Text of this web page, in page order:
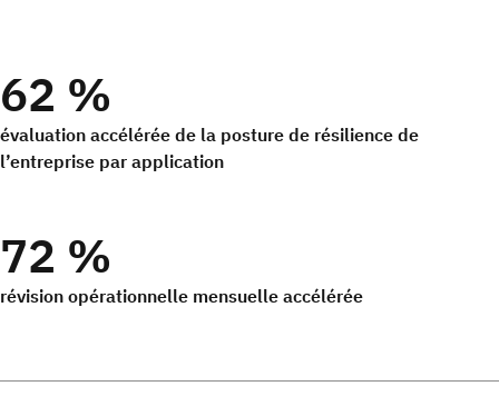
62 %
évaluation accélérée de la posture de résilience de
l’entreprise par application
72 %
révision opérationnelle mensuelle accélérée